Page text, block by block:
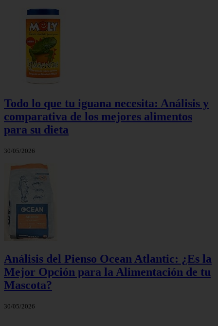
Todo lo que tu iguana necesita: Análisis y
comparativa de los mejores alimentos
para su dieta
30/05/2026
Análisis del Pienso Ocean Atlantic: ¿Es la
Mejor Opción para la Alimentación de tu
Mascota?
30/05/2026